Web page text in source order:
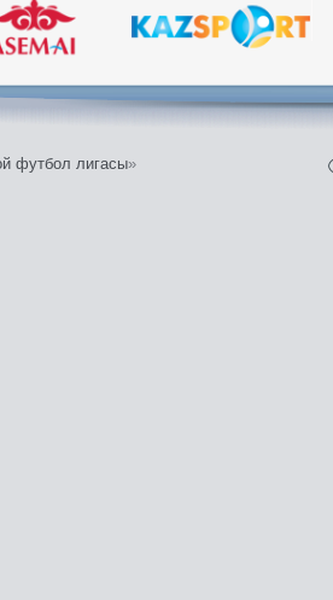
футбол лигасы»